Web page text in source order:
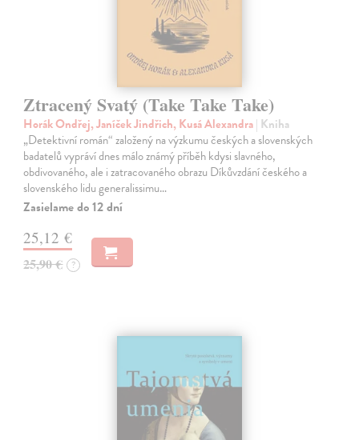
Ztracený Svatý (Take Take Take)
Horák Ondřej, Janíček Jindřich, Kusá Alexandra| Kniha
„Detektivní román“ založený na výzkumu českých a slovenských
badatelů vypráví dnes málo známý příběh kdysi slavného,
obdivovaného, ale i zatracovaného obrazu Díkůvzdání českého a
slovenského lidu generalissimu…
Zasielame do 12 dní
25,12 €
25,90 € ?